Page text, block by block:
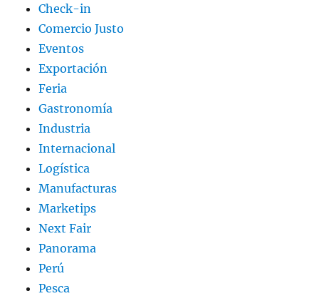
Check-in
Comercio Justo
Eventos
Exportación
Feria
Gastronomía
Industria
Internacional
Logística
Manufacturas
Marketips
Next Fair
Panorama
Perú
Pesca